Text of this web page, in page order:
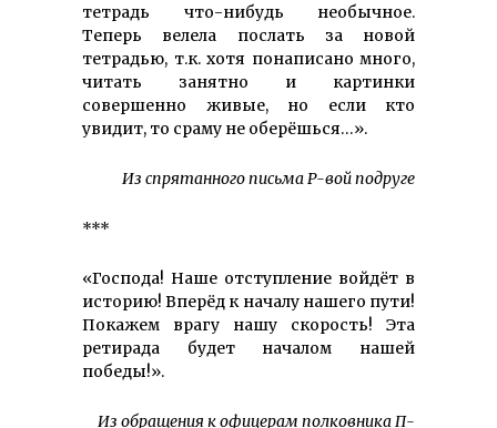
тетрадь что-нибудь необычное.
Теперь велела послать за новой
тетрадью, т.к. хотя понаписано много,
читать занятно и картинки
совершенно живые, но если кто
увидит, то сраму не оберёшься…».
Из спрятанного письма Р-вой подруге
***
«Господа! Наше отступление войдёт в
историю! Вперёд к началу нашего пути!
Покажем врагу нашу скорость! Эта
ретирада будет началом нашей
победы!».
Из обращения к офицерам полковника П-